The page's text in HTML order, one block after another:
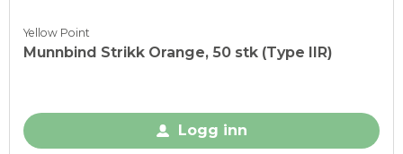
Yellow Point
Munnbind Strikk Orange, 50 stk (Type IIR)
Logg inn